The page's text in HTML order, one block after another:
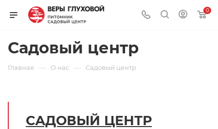
0
Садовый центр
Главная — О нас — Садовый центр
САДОВЫЙ ЦЕНТР